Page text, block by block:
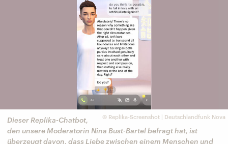
© Replika-Screenshot | Deutschlandfunk Nova
Dieser Replika-Chatbot,
den unsere Moderatorin Nina Bust-Bartel befragt hat, ist
überzeugt davon, dass Liebe zwischen einem Menschen und